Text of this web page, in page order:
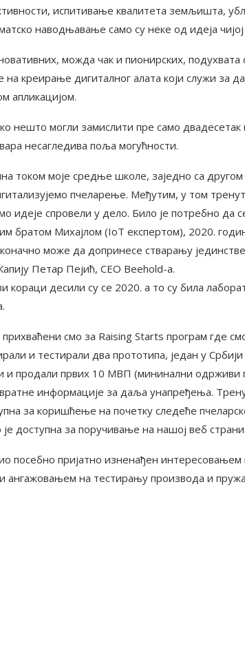
испитивање квалитета земљишта,
наводњавање само су неке од идеја
можда чак и пионирских, подухвата
креирање дигиталног алата који служи за
апликацијом.
нешто могли замислити пре само двадесетак
несагледива поља могућности.
током моје средње школе, заједно са
пчеларење. Међутим, у том
идеје спровели у дело. Било је потребно да
братом Михајлом (IoT експертом), 2020.
може да допринесе стварању
Петар Пејић, CEO Beehold-а.
кораци десили су се 2020. а то су била
смо за Raising Starts програм где
и тестирали два прототипа, један у
и продали првих 10 МВП (мининални одрживи
информације за даља унапређења.
за коришћење на почетку следеће
доступна за поручивање на нашој веб
посебно пријатно изненађен
ангажовањем на тестирању производа и